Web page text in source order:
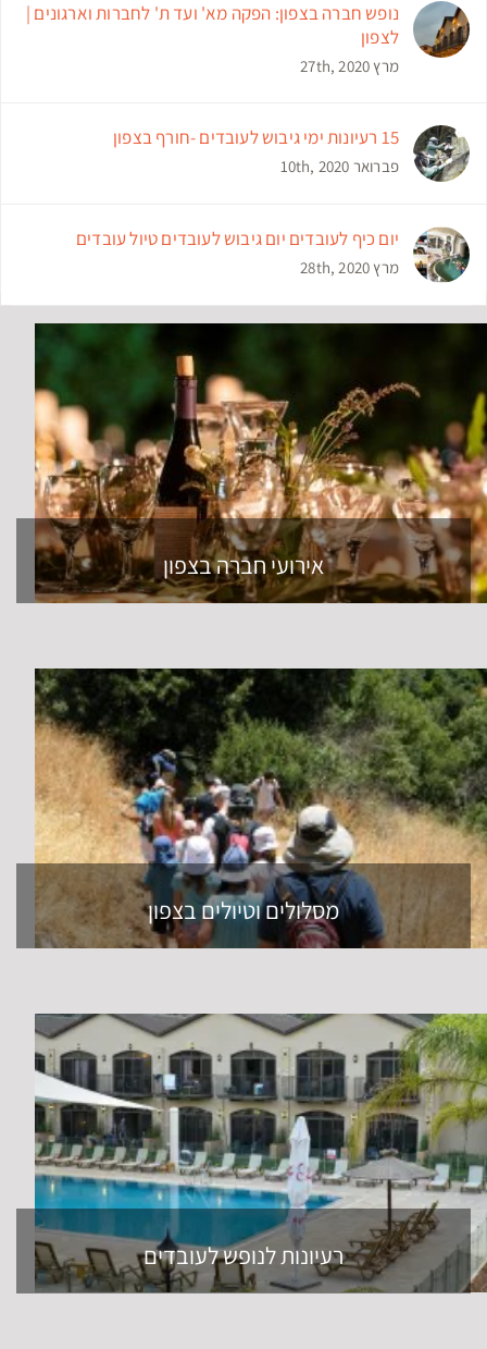
נופש חברה בצפון: הפקה מא' ועד ת' לחברות וארגונים |
לצפון
מרץ 27th, 2020
15 רעיונות ימי גיבוש לעובדים -חורף בצפון
פברואר 10th, 2020
יום כיף לעובדים יום גיבוש לעובדים טיול עובדים
מרץ 28th, 2020
אירועי חברה בצפון
מסלולים וטיולים בצפון
רעיונות לנופש לעובדים